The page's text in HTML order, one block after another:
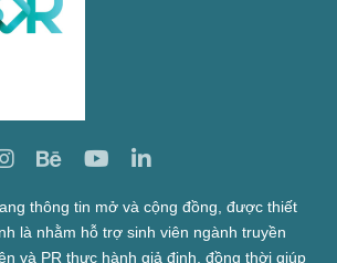
thông tin mở và cộng đồng, được thiết
là nhằm hỗ trợ sinh viên ngành truyền
và PR thực hành giả định, đồng thời giúp